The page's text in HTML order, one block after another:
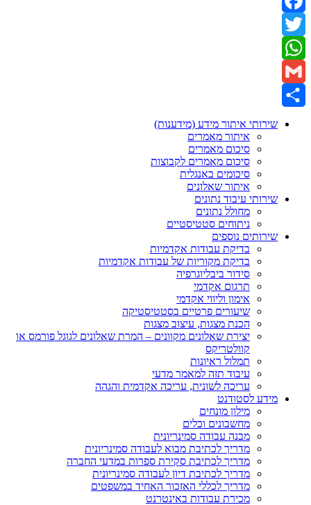
Facebook
Twitter
WhatsApp
Gmail
שירותי איתור מידע (מידענות)
איתור מאמרים
סיכום מאמרים
סיכום מאמרים לקבוצות
סיכומים באנגלית
איתור שאלונים
שירותי עיבוד נתונים
מחולל נתונים
ניתוחים סטטיסטיים
שירותים נוספים
בדיקת עבודות אקדמיות
בדיקת מקוריות של עבודות אקדמיות
סידור ביבליוגרפיה
תרגום אקדמי
אימון וליווי אקדמי
שיעורים פרטיים בסטטיסטיקה
הכנת מצגות, עיצוב מצגות
יצירת שאלונים מקוונים – המרת שאלונים לגוגל פורמס או
קוולטריקס
תמלול ראיונות
עיבוד תזה למאמר מדעי
עריכה לשונית, עריכה אקדמית והגהה
מידע לסטודנט
מילון מונחים
מחשבונים וכלים
מבנה עבודה סמינריונית
מדריך לכתיבת מבוא לעבודה סמינריונית
מדריך לכתיבת סקירת ספרות במדעי החברה
מדריך לכתיבת דיון לעבודה סמינריונית
מדריך לכללי האזכור האחיד במשפטים
מכירת עבודות באינטרנט